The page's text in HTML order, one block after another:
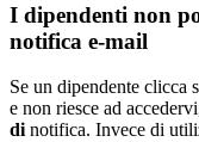
I dipendenti non
notifica e-mail
Se un dipendente clicca
e non riesce ad accedervi
di notifica. Invece di